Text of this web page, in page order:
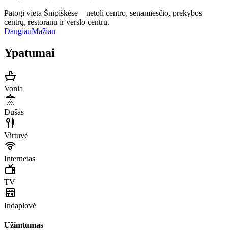
Patogi vieta Šnipiškėse – netoli centro, senamiesčio, prekybos
centrų, restoranų ir verslo centrų.
DaugiauMažiau
Ypatumai
Vonia
Dušas
Virtuvė
Internetas
TV
Indaplovė
Užimtumas